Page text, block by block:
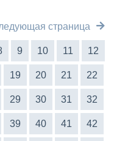
страница
9 10 11 12
19 20 21 22
29 30 31 32
39 40 41 42